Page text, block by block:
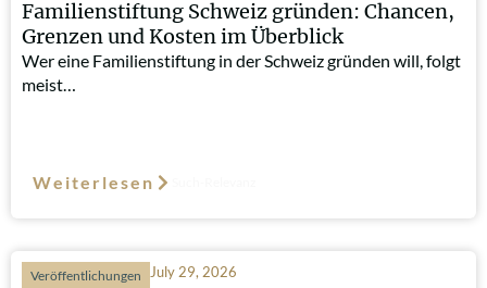
Familienstiftung Schweiz gründen: Chancen,
Grenzen und Kosten im Überblick
Wer eine Familienstiftung in der Schweiz gründen will, folgt
meist…
Weiterlesen
Veröffentlichungen July 29, 2026